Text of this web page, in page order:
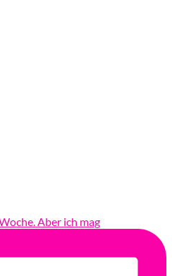
Aber ich mag